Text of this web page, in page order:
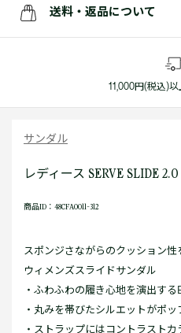
送料・返品について
11,000円(税込)
サンダル
レディース SERVE SLIDE 2.0
商品ID：48CFA0011-312
スポンジさながらのクッション
ウィメンズスライドサンダル
・ふわふわの履き心地を演出する
・丸みを帯びたシルエットがポ
・ストラップにはコントラスト